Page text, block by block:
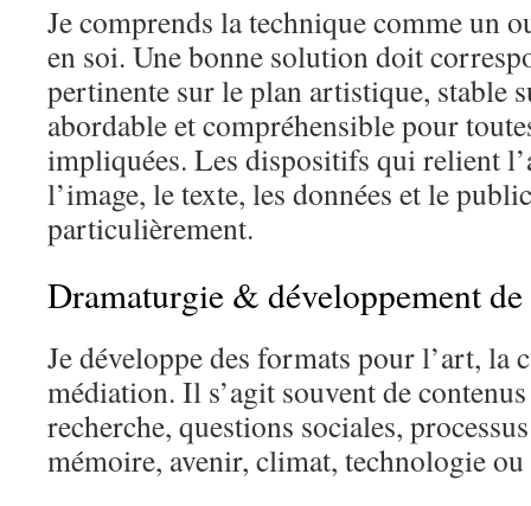
Je comprends la technique comme un
en soi. Une bonne solution doit
pertinente sur le plan artistique, stable
abordable et compréhensible pour
impliquées. Les dispositifs qui relient
l’image, le texte, les données et le
particulièrement.
Dramaturgie & développement
Je développe des formats pour l’art, la
médiation. Il s’agit souvent de
recherche, questions sociales,
mémoire, avenir, climat, technologie